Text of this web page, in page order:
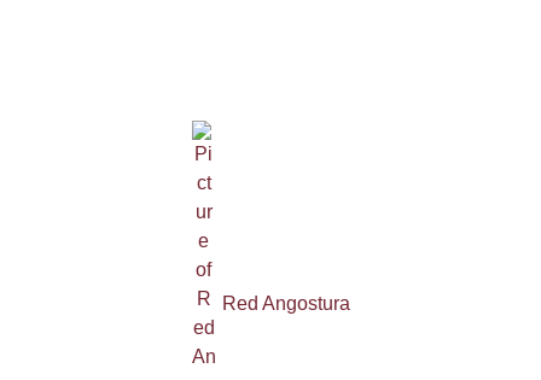
Red Angostura